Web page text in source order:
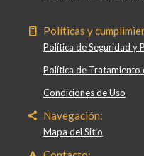
Políticas y
Política de Seguridad y
Política de Tratamiento
Condiciones de Uso
Navegación:
Mapa del Sitio